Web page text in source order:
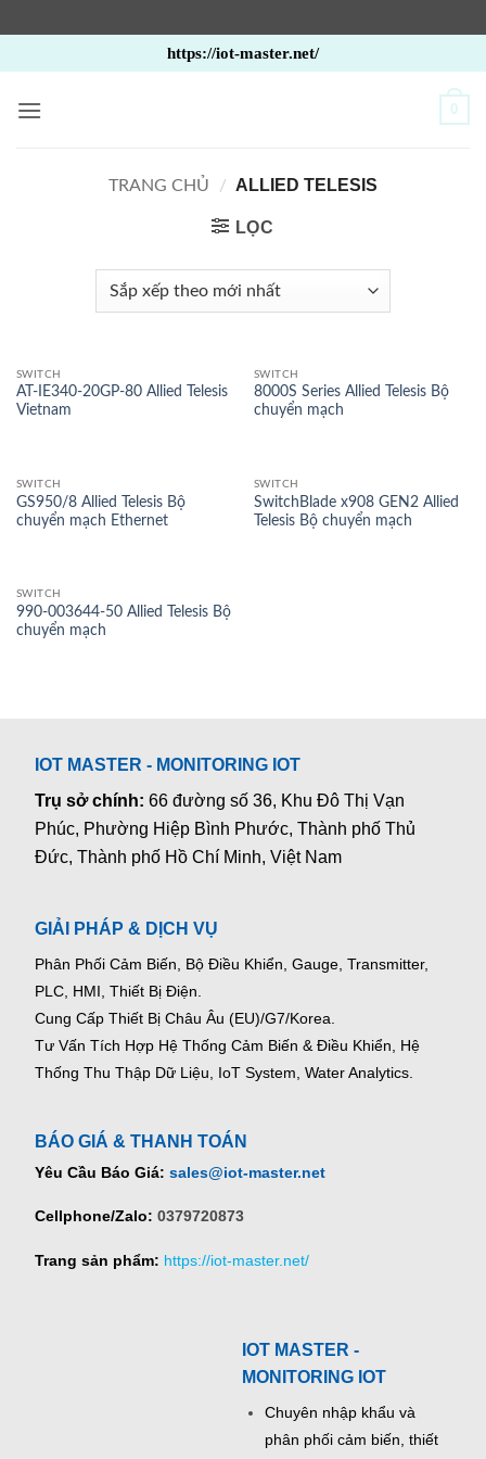
qua
nội
https://iot-master.net/
0
TRANG CHỦ / ALLIED TELESIS
LỌC
SWITCH
AT-IE340-20GP-80 Allied Telesis
Vietnam
SWITCH
8000S Series Allied Telesis Bộ
chuyển mạch
SWITCH
GS950/8 Allied Telesis Bộ
chuyển mạch Ethernet
SWITCH
SwitchBlade x908 GEN2 Allied
Telesis Bộ chuyển mạch
SWITCH
990-003644-50 Allied Telesis Bộ
chuyển mạch
IOT MASTER - MONITORING IOT
Trụ sở chính:66 đường số 36, Khu Đô Thị Vạn
Phúc, Phường Hiệp Bình Phước, Thành phố Thủ
Đức, Thành phố Hồ Chí Minh, Việt Nam
GIẢI PHÁP & DỊCH VỤ
Phân Phối Cảm Biến, Bộ Điều Khiển, Gauge, Transmitter,
PLC, HMI, Thiết Bị Điện.
Cung Cấp Thiết Bị Châu Âu (EU)/G7/Korea.
Tư Vấn Tích Hợp Hệ Thống Cảm Biến & Điều Khiển, Hệ
Thống Thu Thập Dữ Liệu, IoT System, Water Analytics.
BÁO GIÁ & THANH TOÁN
Yêu Cầu Báo Giá: sales@iot-master.net
Cellphone/Zalo: 0379720873
Trang sản phẩm: https://iot-master.net/
IOT MASTER -
MONITORING IOT
Chuyên nhập khẩu và
phân phối cảm biến, thiết